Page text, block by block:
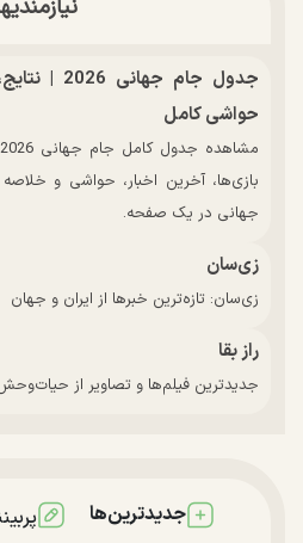
جدول جام
حواشی کامل
بازی‌ها، آخرین اخبار، حواشی و
جهانی در یک صفحه.
زی‌سان
زی‌سان: تازه‌ترین خبرها از ایران و جهان
راز بقا
جدیدترین فیلم‌ها و تصاویر از
جدیدترین‌ها